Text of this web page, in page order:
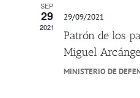
SEP
29
2021
29/09/2021
Patrón de los
Miguel
MINISTERIO DE